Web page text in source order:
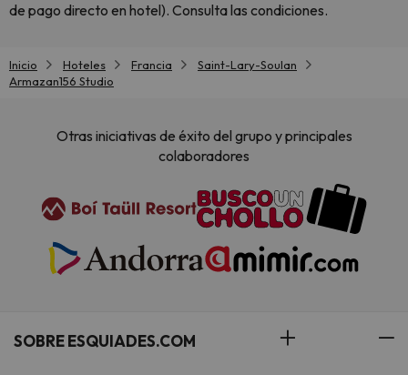
de pago directo en hotel). Consulta las condiciones.
Inicio Hoteles Francia
Saint-Lary-Soulan
Armazan156 Studio
Otras iniciativas de éxito del grupo y principales
colaboradores
SOBRE ESQUIADES.COM